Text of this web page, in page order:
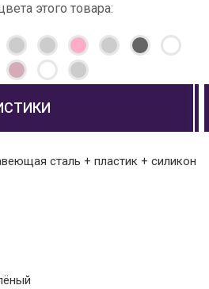
этого товара:
сталь + пластик + силикон